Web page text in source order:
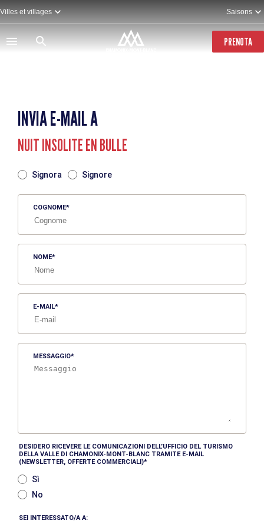
Salta
al
contenuto
principale
Villes et villages Saisons
PRENOTA
INVIA E-MAIL A
NUIT INSOLITE EN BULLE
Signora Signore
COGNOME
NOME
E-MAIL
MESSAGGIO
DESIDERO RICEVERE LE COMUNICAZIONI DELL’UFFICIO DEL TURISMO
DELLA VALLE DI CHAMONIX-MONT-BLANC TRAMITE E-MAIL
(NEWSLETTER, OFFERTE COMMERCIALI)
Sì
No
SEI INTERESSATO/A A: